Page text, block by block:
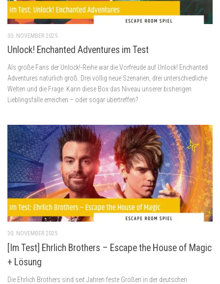
30. NOVEMBER 2025
Unlock! Enchanted Adventures im Test
Als große Fans der Unlock!-Reihe war die Vorfreude auf Unlock! Enchanted
Adventures natürlich groß. Drei völlig neue Szenarien, drei unterschiedliche
Welten und die Frage: Kann diese Box das Niveau unserer bisherigen
Lieblingsfälle erreichen – oder sogar übertreffen?
30. NOVEMBER 2025
[Im Test] Ehrlich Brothers – Escape the House of Magic
+ Lösung
Die Ehrlich Brothers sind seit Jahren feste Größen in der deutschen